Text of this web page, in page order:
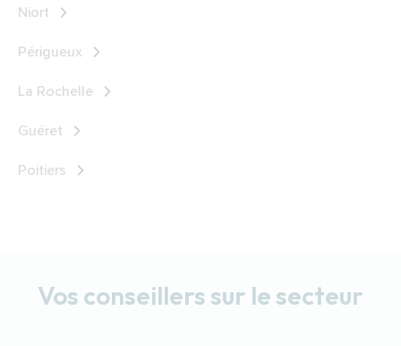
Niort
Périgueux
La Rochelle
Guéret
Poitiers
Vos conseillers sur le secteur